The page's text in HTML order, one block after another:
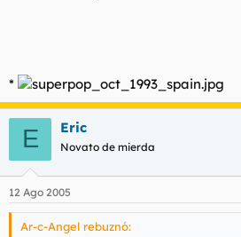
*
E Eric
Novato de mierda
12 Ago 2005
Ar-c-Angel rebuznó: